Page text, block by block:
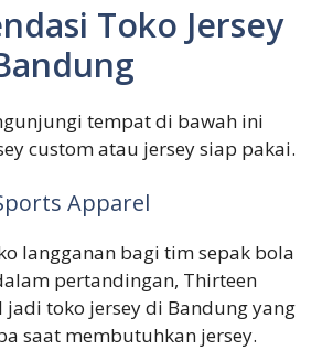
Toko Jersey
tempat di bawah ini
custom atau jersey siap pakai.
Apparel
langganan bagi tim sepak bola
pertandingan, Thirteen
jadi toko jersey di Bandung yang
saat membutuhkan jersey.